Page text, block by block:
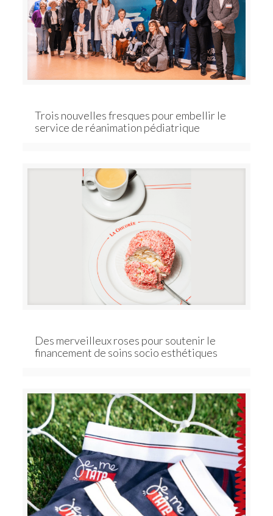
Trois nouvelles fresques pour embellir le
service de réanimation pédiatrique
Des merveilleux roses pour soutenir le
financement de soins socio esthétiques